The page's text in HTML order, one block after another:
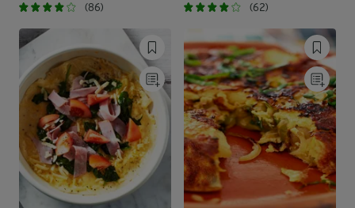
(86) (62)